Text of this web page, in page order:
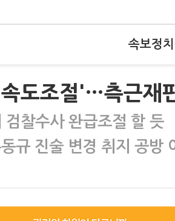
속보정치
도조절'…측근재
찰수사 완급조절 할 듯
규 진술 변경 취지 공방